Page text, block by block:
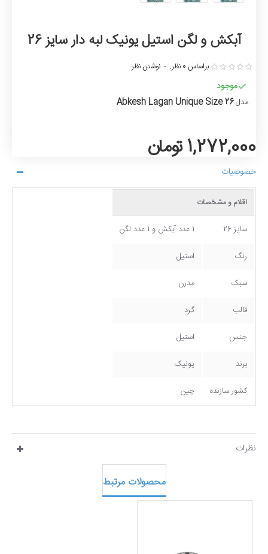
آبکش و لگن استیل یونیک لبه دار سایز 26
موجود
مدل:Abkesh Lagan Unique Size 26
براساس 0 نظر. - نوشتن نظر
1,272,000 تومان
خصوصیات
اقلام و مشخصات
سایز 26 1 عدد آبکش و 1 عدد لگن
رنگ استیل
سبک مدرن
قالب گرد
جنس استیل
برند یونیک
کشور سازنده چین
نظرات
محصولات مرتبط